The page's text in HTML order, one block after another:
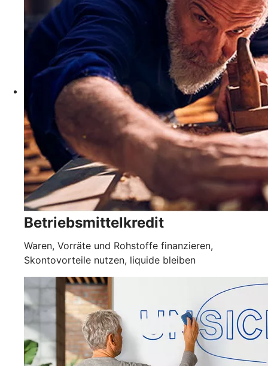
Betriebsmittelkredit
Waren, Vorräte und Rohstoffe finanzieren,
Skontovorteile nutzen, liquide bleiben